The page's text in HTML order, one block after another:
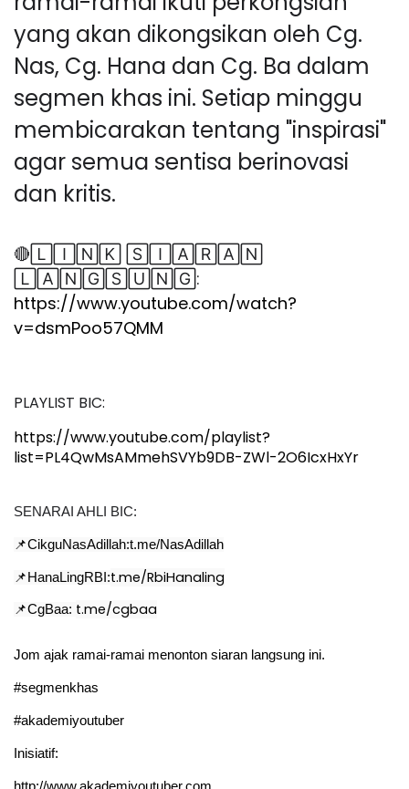
yang akan dikongsikan oleh Cg.
Nas, Cg. Hana dan Cg. Ba dalam
segmen khas ini. Setiap minggu
membicarakan tentang "inspirasi"
agar semua sentisa berinovasi
dan kritis.
🔴 🄻🄸🄽🄺 🅂🄸🄰🅁🄰🄽
🄻🄰🄽🄶🅂🅄🄽🄶:
https://www.youtube.com/watch?
v=dsmPoo57QMM
PLAYLIST BIC:
https://www.youtube.com/playlist?
list=PL4QwMsAMmehSVYb9DB-ZWl-2O6IcxHxYr
SENARAI AHLI BIC:
📌CikguNasAdillah:t.me/NasAdillah
📌HanaLingRBI:t.me/RbiHanaling
📌CgBaa: t.me/cgbaa
Jom ajak ramai-ramai menonton siaran langsung ini.
#segmenkhas
#akademiyoutuber
Inisiatif: